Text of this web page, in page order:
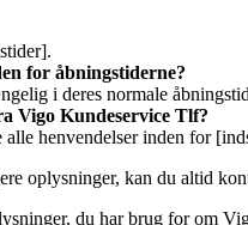
for åbningstiderne?
i deres normale
Vigo Kundeservice Tlf?
henvendelser inden for
oplysninger, kan du altid
du har brug for om